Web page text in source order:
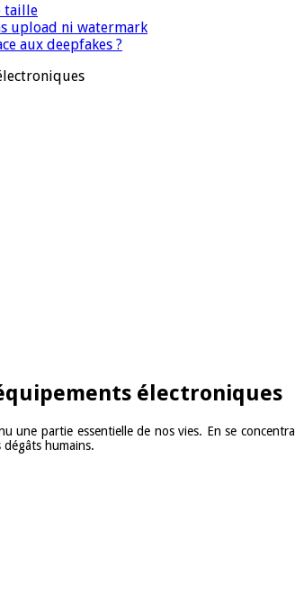
taille
upload ni watermark
aux deepfakes ?
électroniques
une partie essentielle de nos vies. En se
humains.